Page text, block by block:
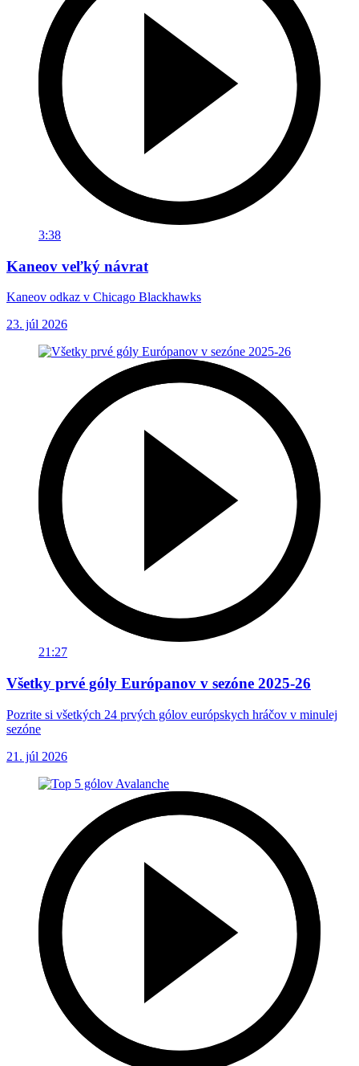
3:38
Kaneov veľký návrat
Kaneov odkaz v Chicago Blackhawks
23. júl 2026
21:27
Všetky prvé góly Európanov v sezóne 2025-26
Pozrite si všetkých 24 prvých gólov európskych hráčov v minulej
sezóne
21. júl 2026